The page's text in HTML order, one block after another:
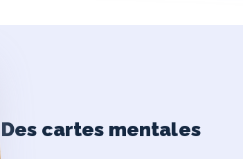
Des cartes mentales